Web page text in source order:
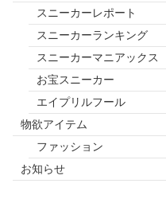
スニーカーレポート
スニーカーランキング
スニーカーマニアックス
お宝スニーカー
エイプリルフール
物欲アイテム
ファッション
お知らせ